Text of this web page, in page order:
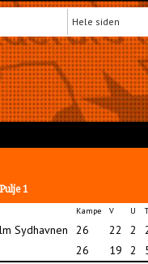
Hele siden
1
Kampe V U T
Sydhavnen 26 22 2
26 19 2